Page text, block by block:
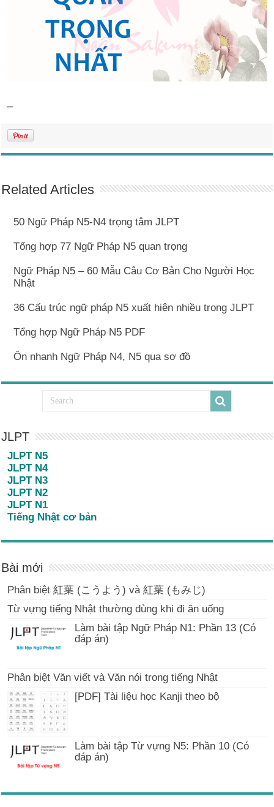
–
Related Articles
50 Ngữ Pháp N5-N4 trọng tâm JLPT
Tổng hợp 77 Ngữ Pháp N5 quan trọng
Ngữ Pháp N5 – 60 Mẫu Câu Cơ Bản Cho Người Học
Nhật
36 Cấu trúc ngữ pháp N5 xuất hiện nhiều trong JLPT
Tổng hợp Ngữ Pháp N5 PDF
Ôn nhanh Ngữ Pháp N4, N5 qua sơ đồ
JLPT
JLPT N5
JLPT N4
JLPT N3
JLPT N2
JLPT N1
Tiếng Nhật cơ bản
Bài mới
Phân biệt 紅葉 (こうよう) và 紅葉 (もみじ)
Từ vựng tiếng Nhật thường dùng khi đi ăn uống
Làm bài tập Ngữ Pháp N1: Phần 13 (Có
đáp án)
Phân biệt Văn viết và Văn nói trong tiếng Nhật
[PDF] Tài liệu học Kanji theo bộ
Làm bài tập Từ vựng N5: Phần 10 (Có
đáp án)